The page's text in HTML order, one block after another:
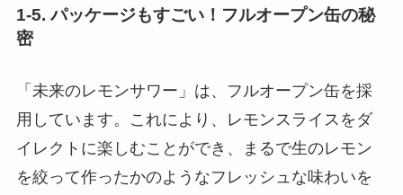
1-5. パッケージもすごい！フルオープン缶の秘
密
「未来のレモンサワー」は、フルオープン缶を採
用しています。これにより、レモンスライスをダ
イレクトに楽しむことができ、まるで生のレモン
を絞って作ったかのようなフレッシュな味わいを